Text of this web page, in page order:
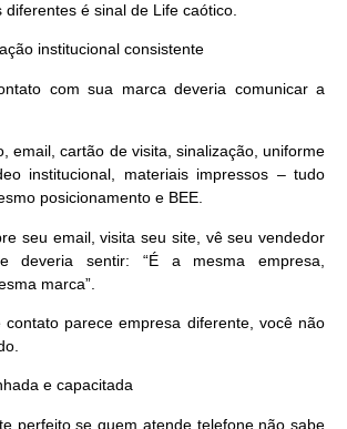
é sinal de Life caótico.
institucional consistente
com sua marca deveria comunicar a
email, cartão de visita, sinalização, uniforme
institucional, materiais impressos – tudo
posicionamento e BEE.
seu email, visita seu site, vê seu vendedor
deveria sentir: “É a mesma empresa,
marca”.
parece empresa diferente, você não
e capacitada
perfeito se quem atende telefone não sabe